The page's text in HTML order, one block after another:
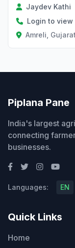
Jaydev Kathi
Login to view
Amreli, Gujarat
Piplana Pane
India's largest
connecting
businesses.
Languages: EN
Quick Links
Home